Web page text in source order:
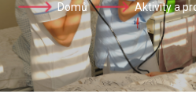
Domů Aktivity a